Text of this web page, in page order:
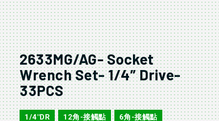
2633MG/AG- Socket
Wrench Set- 1/4″ Drive-
33PCS
1/4"DR , 12角-接觸點 , 6角-接觸點